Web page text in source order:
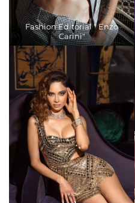
Fashion Editorial " Enzo
Carini"